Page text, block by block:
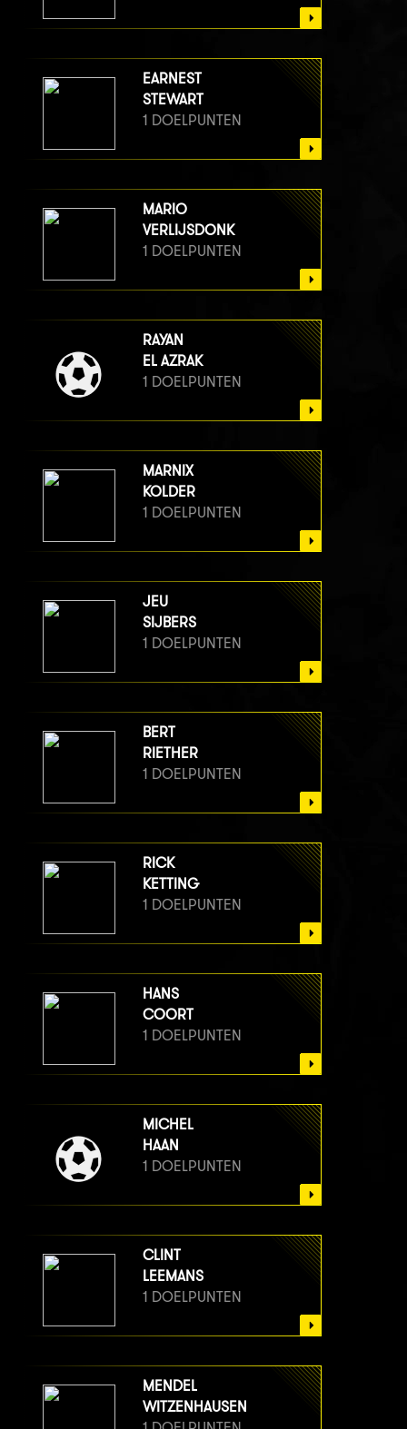
EARNEST
STEWART
1 DOELPUNTEN
MARIO
VERLIJSDONK
1 DOELPUNTEN
RAYAN
EL AZRAK
1 DOELPUNTEN
MARNIX
KOLDER
1 DOELPUNTEN
JEU
SIJBERS
1 DOELPUNTEN
BERT
RIETHER
1 DOELPUNTEN
RICK
KETTING
1 DOELPUNTEN
HANS
COORT
1 DOELPUNTEN
MICHEL
HAAN
1 DOELPUNTEN
CLINT
LEEMANS
1 DOELPUNTEN
MENDEL
WITZENHAUSEN